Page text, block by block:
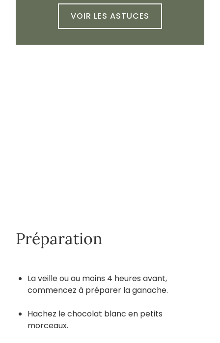
VOIR LES ASTUCES
Préparation
La veille ou au moins 4 heures avant,
commencez à préparer la ganache.
Hachez le chocolat blanc en petits
morceaux.